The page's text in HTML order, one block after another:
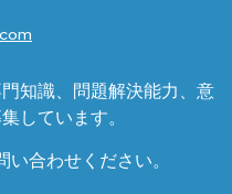
知識、問題解決能力、意
しています。
合わせください。